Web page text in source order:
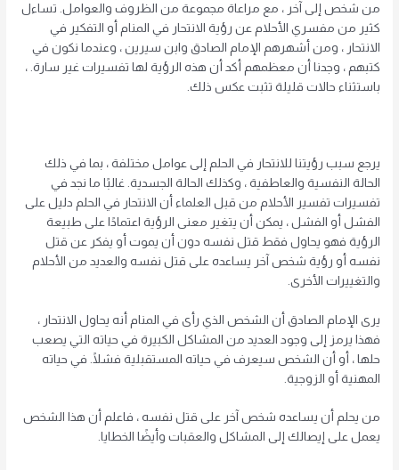
من شخص إلى آخر ، مع مراعاة مجموعة من الظروف والعوامل. تساءل
كثير من مفسري الأحلام عن رؤية الانتحار في المنام أو التفكير في
الانتحار ، ومن أشهرهم الإمام الصادق وابن سيرين ، وعندما نكون في
كتبهم ، وجدنا أن معظمهم أكد أن هذه الرؤية لها تفسيرات غير سارة. ،
باستثناء حالات قليلة تثبت عكس ذلك.
يرجع سبب رؤيتنا للانتحار في الحلم إلى عوامل مختلفة ، بما في ذلك
الحالة النفسية والعاطفية ، وكذلك الحالة الجسدية. غالبًا ما نجد في
تفسيرات تفسير الأحلام من قبل العلماء أن الانتحار في الحلم دليل على
الفشل أو الفشل ، يمكن أن يتغير معنى الرؤية اعتمادًا على طبيعة
الرؤية فهو يحاول فقط قتل نفسه دون أن يموت أو يفكر عن قتل
نفسه أو رؤية شخص آخر يساعده على قتل نفسه والعديد من الأحلام
والتغييرات الأخرى.
يرى الإمام الصادق أن الشخص الذي رأى في المنام أنه يحاول الانتحار ،
فهذا يرمز إلى وجود العديد من المشاكل الكبيرة في حياته التي يصعب
حلها ، أو أن الشخص سيعرف في حياته المستقبلية فشلًا. في حياته
المهنية أو الزوجية.
من يحلم أن يساعده شخص آخر على قتل نفسه ، فاعلم أن هذا الشخص
يعمل على إيصالك إلى المشاكل والعقبات وأيضًا الخطايا.